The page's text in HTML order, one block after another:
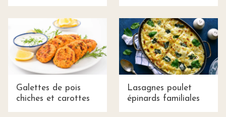
Galettes de pois
chiches et carottes
Lasagnes poulet
épinards familiales